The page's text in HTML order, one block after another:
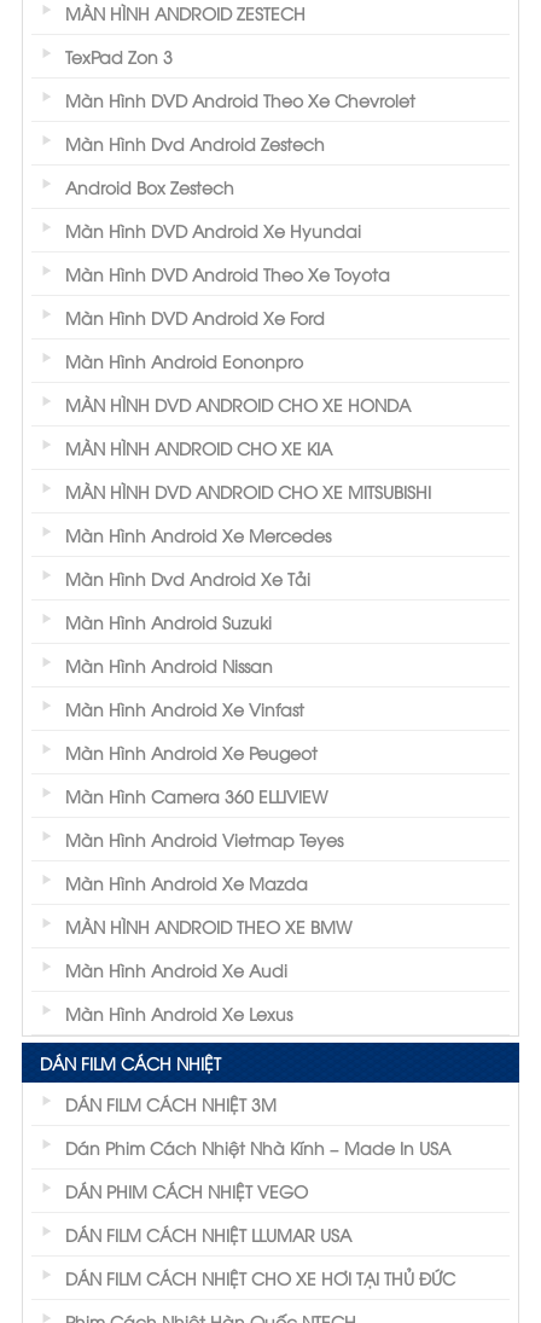
MÀN HÌNH ANDROID ZESTECH
TexPad Zon 3
Màn Hình DVD Android Theo Xe Chevrolet
Màn Hình Dvd Android Zestech
Android Box Zestech
Màn Hình DVD Android Xe Hyundai
Màn Hình DVD Android Theo Xe Toyota
Màn Hình DVD Android Xe Ford
Màn Hình Android Eononpro
MÀN HÌNH DVD ANDROID CHO XE HONDA
MÀN HÌNH ANDROID CHO XE KIA
MÀN HÌNH DVD ANDROID CHO XE MITSUBISHI
Màn Hình Android Xe Mercedes
Màn Hình Dvd Android Xe Tải
Màn Hình Android Suzuki
Màn Hình Android Nissan
Màn Hình Android Xe Vinfast
Màn Hình Android Xe Peugeot
Màn Hình Camera 360 ELLIVIEW
Màn Hình Android Vietmap Teyes
Màn Hình Android Xe Mazda
MÀN HÌNH ANDROID THEO XE BMW
Màn Hình Android Xe Audi
Màn Hình Android Xe Lexus
DÁN FILM CÁCH NHIỆT
DÁN FILM CÁCH NHIỆT 3M
Dán Phim Cách Nhiệt Nhà Kính – Made In USA
DÁN PHIM CÁCH NHIỆT VEGO
DÁN FILM CÁCH NHIỆT LLUMAR USA
DÁN FILM CÁCH NHIỆT CHO XE HƠI TẠI THỦ ĐỨC